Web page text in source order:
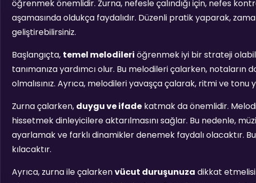
öğrenmek önemlidir. Zurna, nefesle çalındığı için, nefes
aşamasında oldukça faydalıdır. Düzenli pratik yaparak,
geliştirebilirsiniz.
Başlangıçta, temel melodileri öğrenmek iyi bir strateji
tanımanıza yardımcı olur. Bu melodileri çalarken,
olmalısınız. Ayrıca, melodileri yavaşça çalarak, ritmi ve tonu
Zurna çalarken, duygu ve ifade katmak da önemlidir.
hissetmek dinleyicilere aktarılmasını sağlar. Bu nedenle,
ayarlamak ve farklı dinamikler denemek faydalı olacaktır.
kılacaktır.
Ayrıca, zurna ile çalarkenvücut duruşunuza dikkat